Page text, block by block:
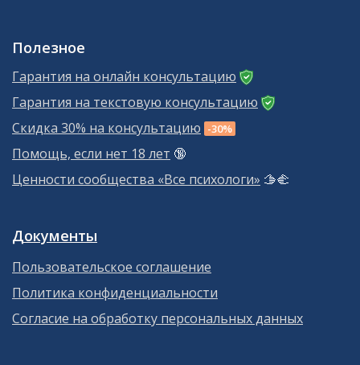
Полезное
Гарантия на онлайн консультацию
Гарантия на текстовую консультацию
Скидка 30% на консультацию -30%
Помощь, если нет 18 лет 🔞
Ценности сообщества «Все психологи» 🫱‍🫲
Документы
Пользовательское соглашение
Политика конфиденциальности
Согласие на обработку персональных данных